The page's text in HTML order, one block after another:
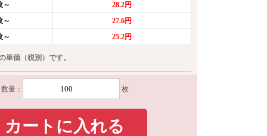
単価（税別）です。
～
28.2円
～
27.6円
～
25.2円
数量： 枚
カートに入れる